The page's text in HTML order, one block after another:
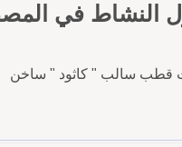
في
قطب سالب " كاثود " ساخن